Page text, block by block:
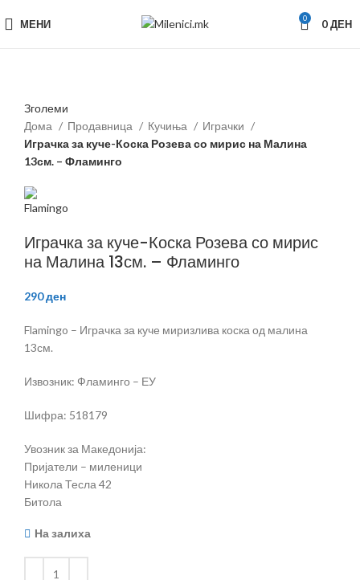
МЕНИ 0 0ДЕН
Зголеми
Дома
Продавница Кучиња
Играчки
Играчка за куче-Коска Розева со мирис на Малина
13см. – Фламинго
Играчка за куче-Коска Розева со мирис
на Малина 13см. – Фламинго
290ден
Flamingo – Играчка за куче миризлива коска од малина
13см.
Извозник: Фламинго – ЕУ
Шифра: 518179
Увозник за Македонија:
Пријатели – миленици
Никола Тесла 42
Битола
На залиха